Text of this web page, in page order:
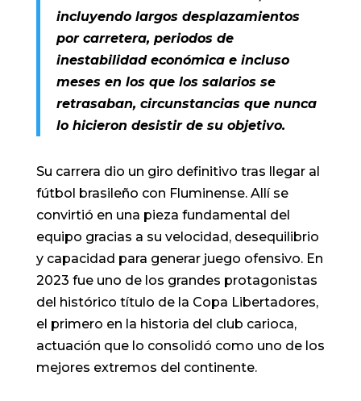
incluyendo largos desplazamientos
por carretera, periodos de
inestabilidad económica e incluso
meses en los que los salarios se
retrasaban, circunstancias que nunca
lo hicieron desistir de su objetivo.
Su carrera dio un giro definitivo tras llegar al
fútbol brasileño con Fluminense. Allí se
convirtió en una pieza fundamental del
equipo gracias a su velocidad, desequilibrio
y capacidad para generar juego ofensivo. En
2023 fue uno de los grandes protagonistas
del histórico título de la Copa Libertadores,
el primero en la historia del club carioca,
actuación que lo consolidó como uno de los
mejores extremos del continente.